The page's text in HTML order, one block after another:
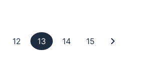
Pagina 11
12 Pagina 12
13 Pagina 13
14Pagina 14
15 Pagina 15